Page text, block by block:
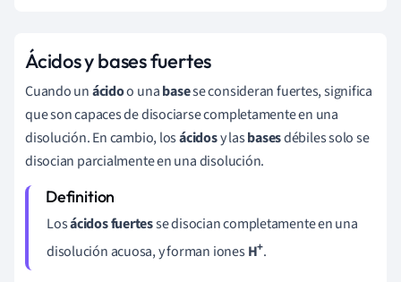
Ácidos y bases fuertes
Cuando unácidoo unabasese consideran fuertes, significa
que son capaces de disociarse completamente en una
disolución. En cambio, losácidosy lasbasesdébiles solo se
disocian parcialmente en una disolución.
Losácidos fuertesse disocian completamente en una
disolución acuosa, y forman ionesH+.